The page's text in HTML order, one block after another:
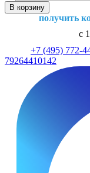
В корзину
получить
с
+7 (495) 772-
79264410142